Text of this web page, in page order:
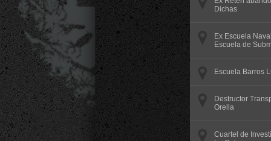
Dichas
Ex Escuela
Escuela de
Escuela Barros
Destructor
Orella
Cuartel de